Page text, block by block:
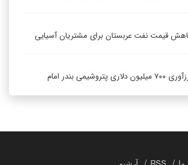
قیمت نفت عربستان برای مشتریان آسیایی
میلیون دلاری پتروشیمی بندر امام